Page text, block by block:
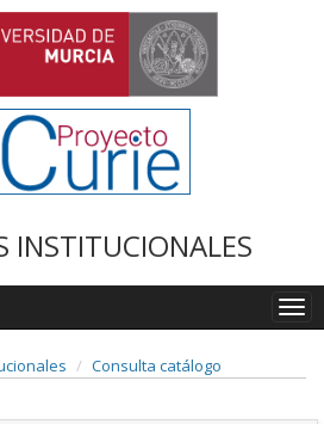
INSTITUCIONALES
Consulta catálogo